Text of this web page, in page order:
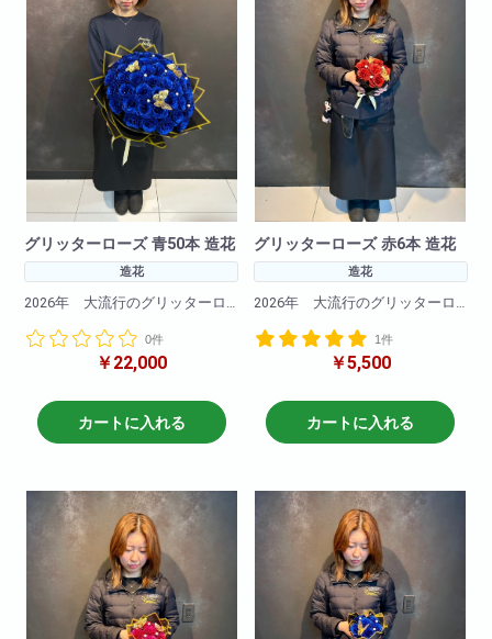
「永遠」
グリッターローズ 青50本 造花
造花
2026年 大流行のグリッターロ
キラキラと光るバラの造花でで
きたブーケです。
今Instagramやtiktokで大バズリ中
のこの商品
記念日や誕生日卒業式にも大切
赤バラの花言葉：「愛情」・
「情熱」・「熱烈な恋」
バラ50本の花言葉：「恒久」
0件
￥22,000
カートに入れる
グリッターローズ 赤6本 造花
造花
2026年 大流行のグリッターロ
キラキラと光るバラの造花でで
きたブーケです。
今Instagramやtiktokで大バズリ中
のこの商品
記念日や誕生日卒業式にも大切
赤バラの花言葉：「愛情」・
「情熱」・「熱烈な恋」
バラ６本の花言葉：「あなたに
夢中」「お互いに敬い、愛し、
分かち合いましょう」
1件
￥5,500
カートに入れる